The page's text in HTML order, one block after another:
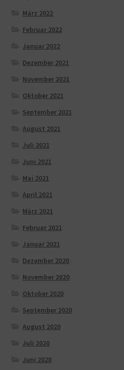
März 2022
Februar 2022
Januar 2022
Dezember 2021
November 2021
Oktober 2021
September 2021
August 2021
Juli 2021
Juni 2021
Mai 2021
April 2021
März 2021
Februar 2021
Januar 2021
Dezember 2020
November 2020
Oktober 2020
September 2020
August 2020
Juli 2020
Juni 2020